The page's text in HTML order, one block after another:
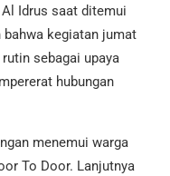
Idrus saat ditemui
kegiatan jumat
sebagai upaya
hubungan
menemui warga
To Door. Lanjutnya